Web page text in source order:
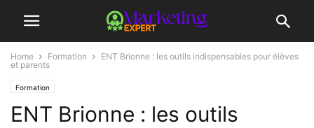
Home Formation
ENT Brionne : les outils indispensables pour élèves
et parents
Formation
ENT Brionne : les outils